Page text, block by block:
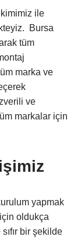
ile
Bursa
tüm
marka ve
ve
markalar için
yapmak
oldukça
bir şekilde